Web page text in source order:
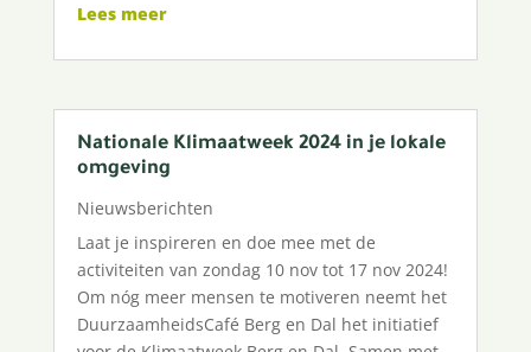
Lees meer
Nationale Klimaatweek 2024 in je lokale
omgeving
Nieuwsberichten
Laat je inspireren en doe mee met de
activiteiten van zondag 10 nov tot 17 nov 2024!
Om nóg meer mensen te motiveren neemt het
DuurzaamheidsCafé Berg en Dal het initiatief